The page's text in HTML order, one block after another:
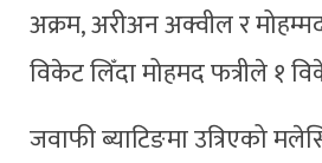
अक्रम, अरीअन अक्वील र
विकेट लिँदा मोहमद फत्रीले १
जवाफी ब्याटिङमा उत्रिएको